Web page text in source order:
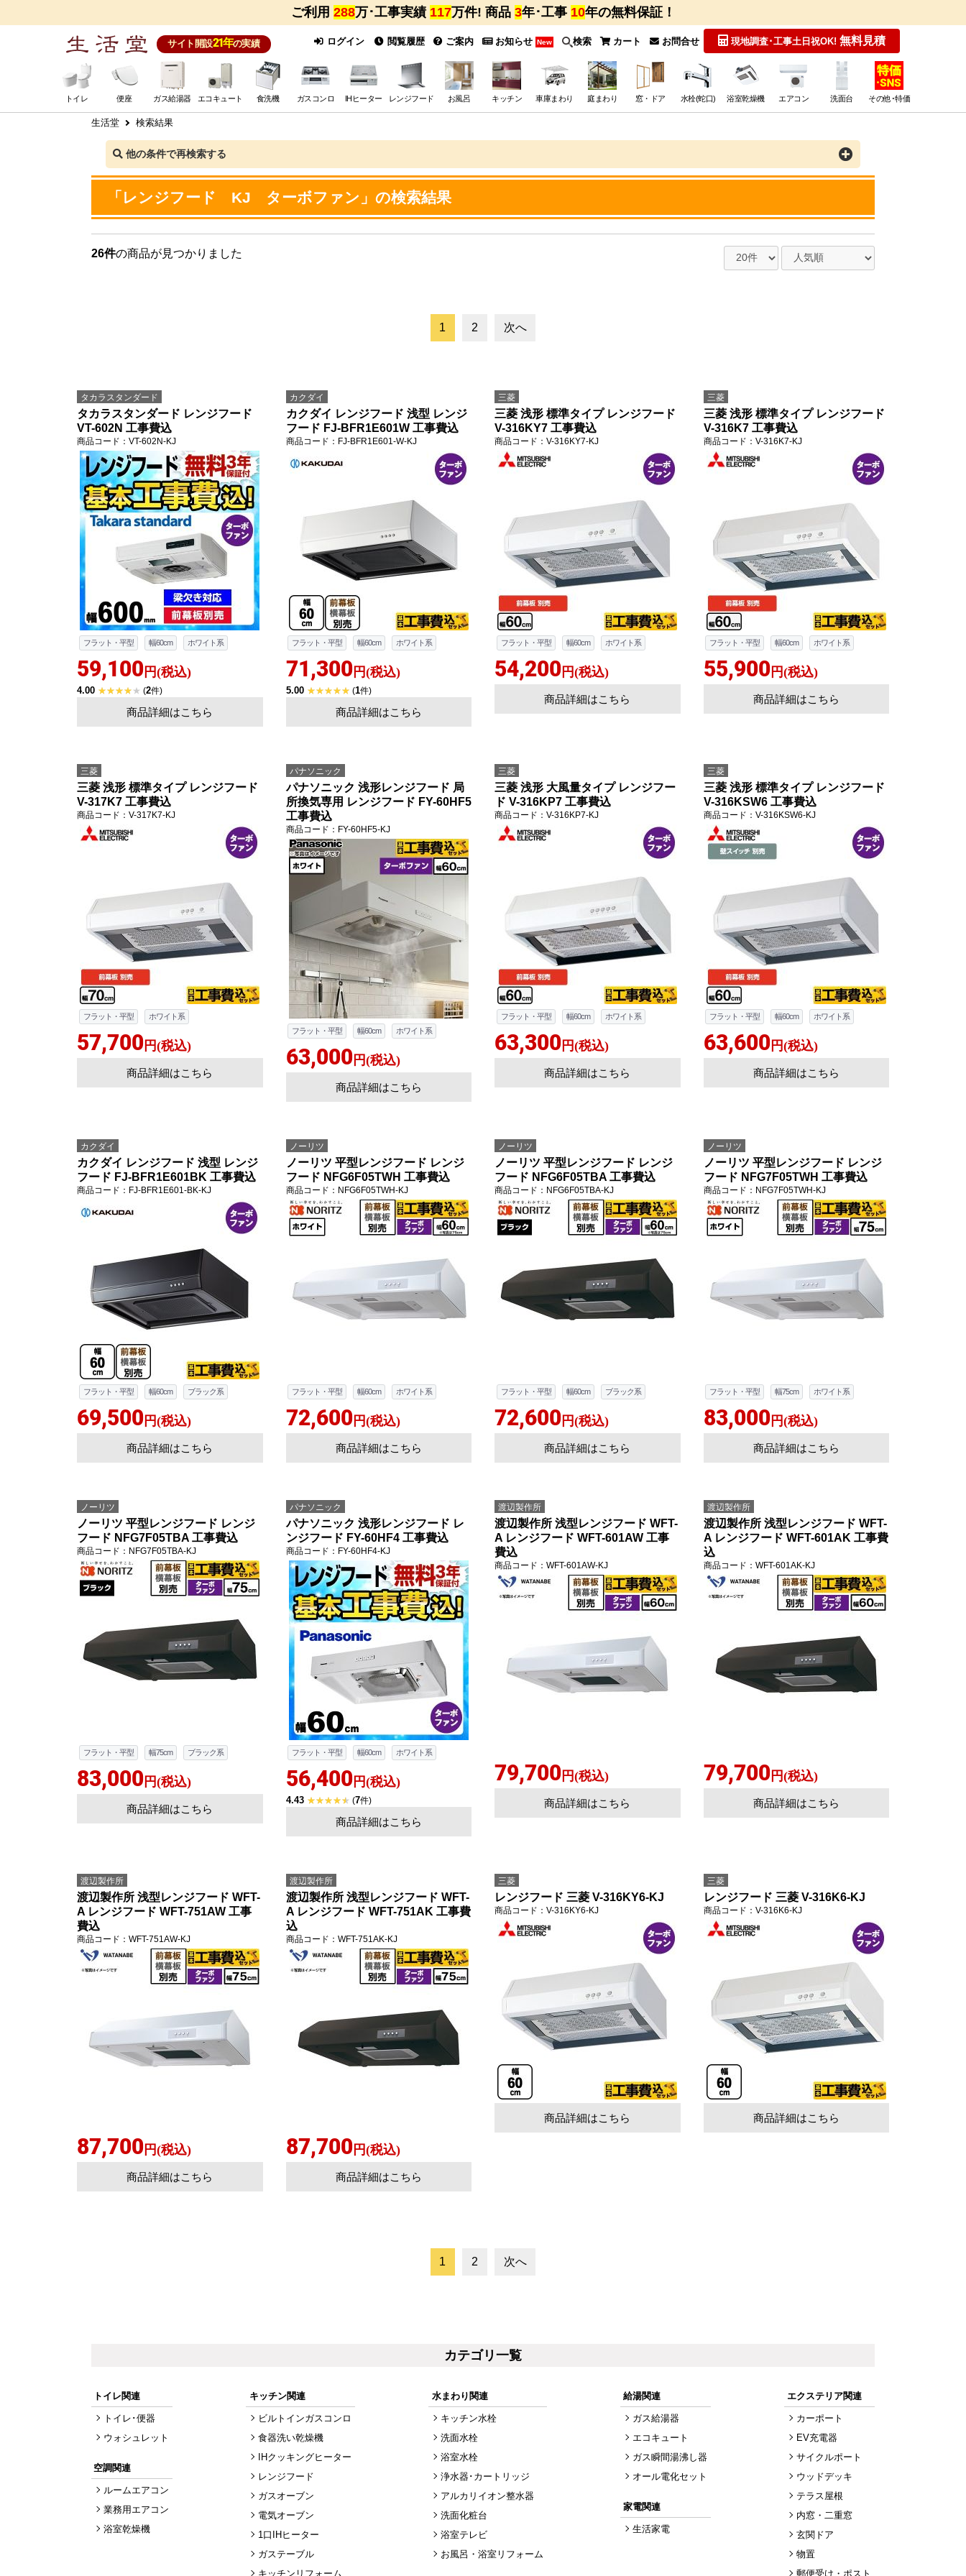
ご利用 288万･工事実績 117万件! 商品 3年･工事 10年の無料保証！
サイト開設21年の実績 ログイン 閲覧履歴 ご案内 お知らせ New 検索 カート お問合せ 現地調査･工事土日祝OK! 無料見積
トイレ 便座 ガス給湯器 エコキュート 食洗機 ガスコンロ IHヒーター レンジフード お風呂 キッチン 車庫まわり 庭まわり 窓・ドア 水栓(蛇口) 浴室乾燥機 エアコン 洗面台 その他･特価
生活堂 検索結果
他の条件で再検索する
「レンジフード KJ ターボファン」の検索結果
26件の商品が見つかりました
1 2 次へ
タカラスタンダード
タカラスタンダード レンジフード
VT-602N 工事費込
商品コード ：VT-602N-KJ
フラット・平型 幅60cm ホワイト系
59,100円(税込)
4.00 (2件)
商品詳細はこちら
カクダイ
カクダイ レンジフード 浅型 レンジ
フード FJ-BFR1E601W 工事費込
商品コード ：FJ-BFR1E601-W-KJ
フラット・平型 幅60cm ホワイト系
71,300円(税込)
5.00 (1件)
商品詳細はこちら
三菱
三菱 浅形 標準タイプ レンジフード
V-316KY7 工事費込
商品コード ：V-316KY7-KJ
フラット・平型 幅60cm ホワイト系
54,200円(税込)
商品詳細はこちら
三菱
三菱 浅形 標準タイプ レンジフード
V-316K7 工事費込
商品コード ：V-316K7-KJ
フラット・平型 幅60cm ホワイト系
55,900円(税込)
商品詳細はこちら
三菱
三菱 浅形 標準タイプ レンジフード
V-317K7 工事費込
商品コード ：V-317K7-KJ
フラット・平型 ホワイト系
57,700円(税込)
商品詳細はこちら
パナソニック
パナソニック 浅形レンジフード 局
所換気専用 レンジフード FY-60HF5
工事費込
商品コード ：FY-60HF5-KJ
フラット・平型 幅60cm ホワイト系
63,000円(税込)
商品詳細はこちら
三菱
三菱 浅形 大風量タイプ レンジフー
ド V-316KP7 工事費込
商品コード ：V-316KP7-KJ
フラット・平型 幅60cm ホワイト系
63,300円(税込)
商品詳細はこちら
三菱
三菱 浅形 標準タイプ レンジフード
V-316KSW6 工事費込
商品コード ：V-316KSW6-KJ
フラット・平型 幅60cm ホワイト系
63,600円(税込)
商品詳細はこちら
カクダイ
カクダイ レンジフード 浅型 レンジ
フード FJ-BFR1E601BK 工事費込
商品コード ：FJ-BFR1E601-BK-KJ
フラット・平型 幅60cm ブラック系
69,500円(税込)
商品詳細はこちら
ノーリツ
ノーリツ 平型レンジフード レンジ
フード NFG6F05TWH 工事費込
商品コード ：NFG6F05TWH-KJ
フラット・平型 幅60cm ホワイト系
72,600円(税込)
商品詳細はこちら
ノーリツ
ノーリツ 平型レンジフード レンジ
フード NFG6F05TBA 工事費込
商品コード ：NFG6F05TBA-KJ
フラット・平型 幅60cm ブラック系
72,600円(税込)
商品詳細はこちら
ノーリツ
ノーリツ 平型レンジフード レンジ
フード NFG7F05TWH 工事費込
商品コード ：NFG7F05TWH-KJ
フラット・平型 幅75cm ホワイト系
83,000円(税込)
商品詳細はこちら
ノーリツ
ノーリツ 平型レンジフード レンジ
フード NFG7F05TBA 工事費込
商品コード ：NFG7F05TBA-KJ
フラット・平型 幅75cm ブラック系
83,000円(税込)
商品詳細はこちら
パナソニック
パナソニック 浅形レンジフード レ
ンジフード FY-60HF4 工事費込
商品コード ：FY-60HF4-KJ
フラット・平型 幅60cm ホワイト系
56,400円(税込)
4.43 (7件)
商品詳細はこちら
渡辺製作所
渡辺製作所 浅型レンジフード WFT-
A レンジフード WFT-601AW 工事
費込
商品コード ：WFT-601AW-KJ
79,700円(税込)
商品詳細はこちら
渡辺製作所
渡辺製作所 浅型レンジフード WFT-
A レンジフード WFT-601AK 工事費
込
商品コード ：WFT-601AK-KJ
79,700円(税込)
商品詳細はこちら
渡辺製作所
渡辺製作所 浅型レンジフード WFT-
A レンジフード WFT-751AW 工事
費込
商品コード ：WFT-751AW-KJ
87,700円(税込)
商品詳細はこちら
渡辺製作所
渡辺製作所 浅型レンジフード WFT-
A レンジフード WFT-751AK 工事費
込
商品コード ：WFT-751AK-KJ
87,700円(税込)
商品詳細はこちら
三菱
レンジフード 三菱 V-316KY6-KJ
商品コード ：V-316KY6-KJ
商品詳細はこちら
三菱
レンジフード 三菱 V-316K6-KJ
商品コード ：V-316K6-KJ
商品詳細はこちら
お買い物を続ける
1 2 次へ
カテゴリ一覧
トイレ関連
トイレ･便器
ウォシュレット
空調関連
ルームエアコン
業務用エアコン
浴室乾燥機
キッチン関連
ビルトインガスコンロ
食器洗い乾燥機
IHクッキングヒーター
レンジフード
ガスオーブン
電気オーブン
1口IHヒーター
ガステーブル
キッチンリフォーム
水まわり関連
キッチン水栓
洗面水栓
浴室水栓
浄水器･カートリッジ
アルカリイオン整水器
洗面化粧台
浴室テレビ
お風呂・浴室リフォーム
給湯関連
ガス給湯器
エコキュート
ガス瞬間湯沸し器
オール電化セット
家電関連
生活家電
エクステリア関連
カーポート
EV充電器
サイクルポート
ウッドデッキ
テラス屋根
内窓・二重窓
玄関ドア
物置
郵便受け・ポスト